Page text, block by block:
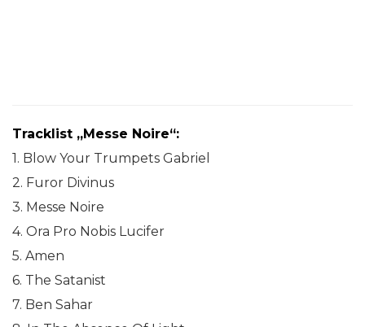
Tracklist „Messe Noire“:
1. Blow Your Trumpets Gabriel
2. Furor Divinus
3. Messe Noire
4. Ora Pro Nobis Lucifer
5. Amen
6. The Satanist
7. Ben Sahar